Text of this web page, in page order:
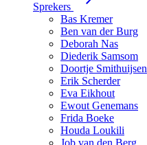
Sprekers
Bas Kremer
Ben van der Burg
Deborah Nas
Diederik Samsom
Doortje Smithuijsen
Erik Scherder
Eva Eikhout
Ewout Genemans
Frida Boeke
Houda Loukili
Job van den Berg